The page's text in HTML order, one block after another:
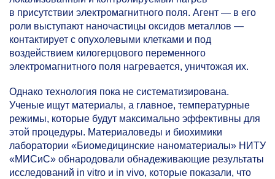
в присутствии электромагнитного поля. Агент — в его
роли выступают наночастицы оксидов металлов —
контактирует с опухолевыми клетками и под
воздействием килогерцового переменного
электромагнитного поля нагревается, уничтожая их.
Однако технология пока не систематизирована.
Ученые ищут материалы, а главное, температурные
режимы, которые будут максимально эффективны для
этой процедуры. Материаловеды и биохимики
лаборатории «Биомедицинские наноматериалы» НИТУ
«МИСиС» обнародовали обнадеживающие результаты
исследований in vitro и in vivo, которые показали, что